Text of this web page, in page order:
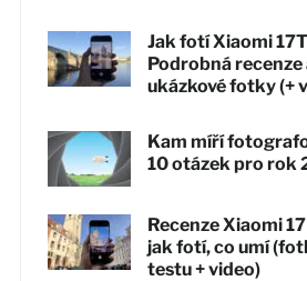
Jak fotí Xiaomi
Podrobná recenze
ukázkové fotky (+
Kam míří
10 otázek pro rok
Recenze Xiaomi
jak fotí, co umí
testu + video)